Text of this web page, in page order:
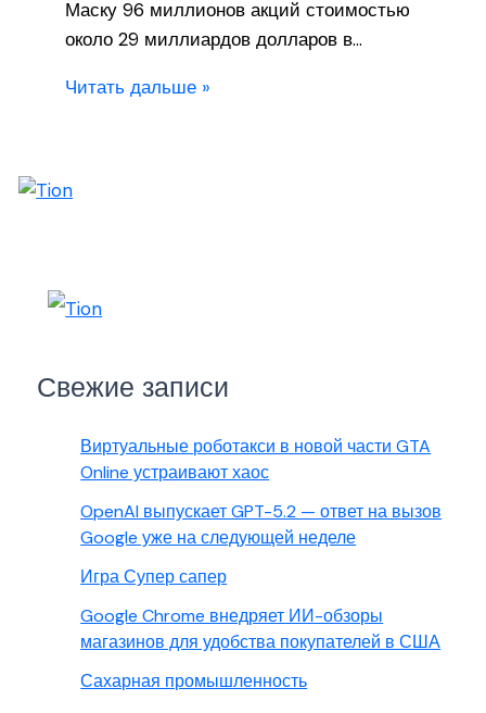
Маску 96 миллионов акций стоимостью
около 29 миллиардов долларов в…
Читать дальше »
Свежие записи
Виртуальные роботакси в новой части GTA
Online устраивают хаос
OpenAI выпускает GPT-5.2 — ответ на вызов
Google уже на следующей неделе
Игра Супер сапер
Google Chrome внедряет ИИ-обзоры
магазинов для удобства покупателей в США
Сахарная промышленность